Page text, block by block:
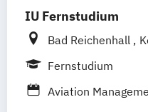
IU Fernstudium
Bad Reichenhall
Kiel
Frankfurt am
Deggendorf
Fernstudium
Aviation